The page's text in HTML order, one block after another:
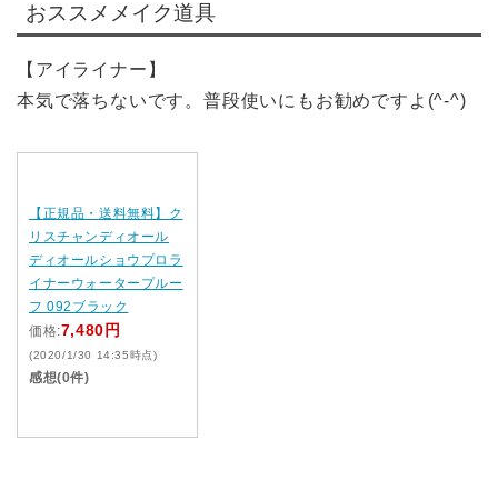
おススメメイク道具
【アイライナー】
本気で落ちないです。普段使いにもお勧めですよ(^-^)
【正規品・送料無料】ク
リスチャンディオール
ディオールショウプロラ
イナーウォータープルー
フ 092ブラック
価格:7,480円
(2020/1/30 14:35時点)
感想(0件)